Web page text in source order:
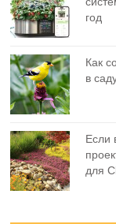
год
Как
в
Если
для